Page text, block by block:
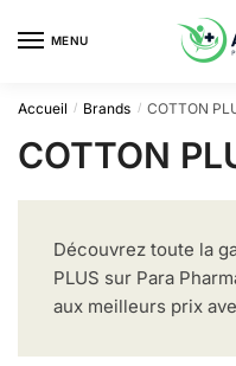
MENU
Accueil / Brands / COTTON
COTTON
Découvrez toute la
PLUS sur Para
aux meilleurs prix